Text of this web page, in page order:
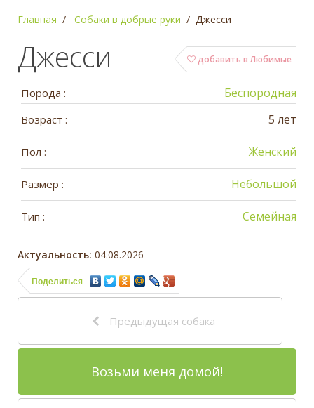
Главная Собаки в добрые руки Джесси
добавить в Любимые
Джесси
Порода : Беспородная
Возраст : 5 лет
Пол : Женский
Размер : Небольшой
Тип : Семейная
Актуальность: 04.08.2026
Поделиться
Предыдущая собака
Возьми меня домой!